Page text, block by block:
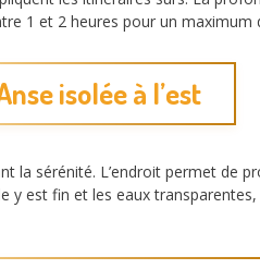
1 et 2 heures pour un maximum
isolée à l’est
la sérénité. L’endroit permet de
est fin et les eaux